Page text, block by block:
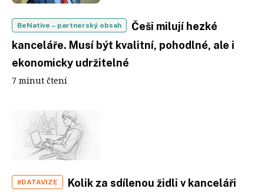
BeNative – partnerský obsah
Češi milují hezké
kanceláře. Musí být kvalitní, pohodlné, ale i
ekonomicky udržitelné
7 minut čtení
#DATAVIZE Kolik za sdílenou židli v kanceláři